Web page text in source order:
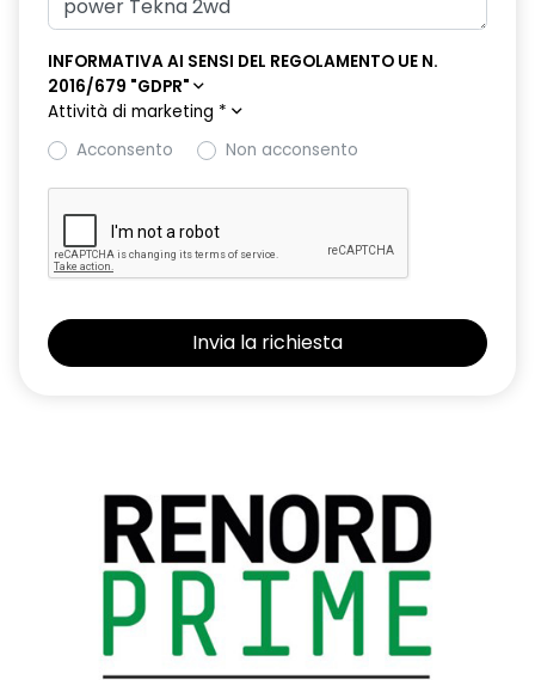
INFORMATIVA AI SENSI DEL REGOLAMENTO UE N.
2016/679 "GDPR"
Attività di marketing *
Acconsento
Non acconsento